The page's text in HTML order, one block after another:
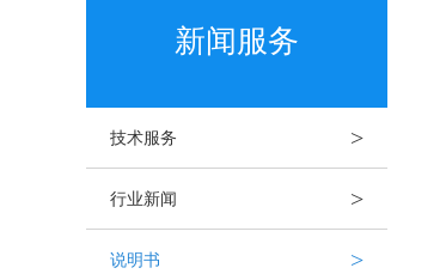
新闻服务
技术服务 >
行业新闻 >
说明书 >